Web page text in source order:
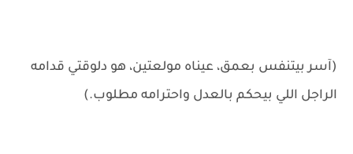
(آسر بيتنفس بعمق، عيناه مولعتين، هو دلوقتي قدامه
الراجل اللي بيحكم بالعدل واحترامه مطلوب.)